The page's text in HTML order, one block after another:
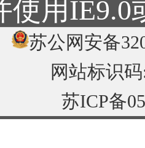
使用IE9.0
苏公网安备
网站标识码
苏ICP备